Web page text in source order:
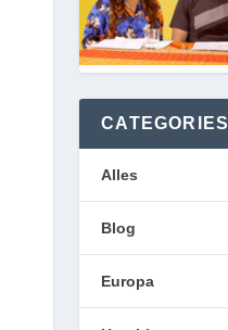
CATEGORIES
Alles
Blog
Europa